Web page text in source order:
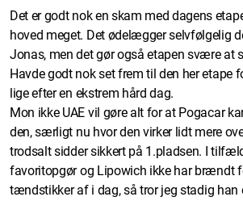
Det er godt nok en skam med dagens
hoved meget. Det ødelægger selvfølgelig
Jonas, men det gør også etapen svære at
Havde godt nok set frem til den her etape
lige efter en ekstrem hård dag.
Mon ikke UAE vil gøre alt for at Pogacar
den, særligt nu hvor den virker lidt mere
trodsalt sidder sikkert på 1.pladsen. I
favoritopgør og Lipowich ikke har brændt
tændstikker af i dag, så tror jeg stadig han